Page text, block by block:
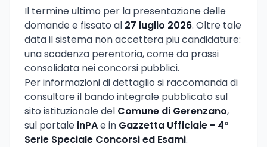
Il termine ultimo per la presentazione delle
domande e fissato al 27 luglio 2026. Oltre tale
data il sistema non accettera piu candidature:
una scadenza perentoria, come da prassi
consolidata nei concorsi pubblici.
Per informazioni di dettaglio si raccomanda di
consultare il bando integrale pubblicato sul
sito istituzionale del Comune di Gerenzano,
sul portale inPAe in Gazzetta Ufficiale - 4ª
Serie Speciale Concorsi ed Esami.